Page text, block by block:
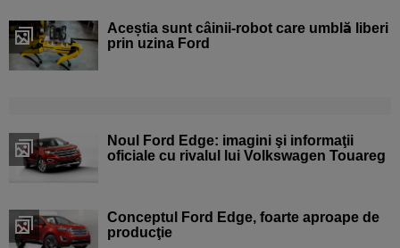
Aceștia sunt câinii-robot care umblă liberi
prin uzina Ford
Noul Ford Edge: imagini şi informaţii
oficiale cu rivalul lui Volkswagen Touareg
Conceptul Ford Edge, foarte aproape de
producţie